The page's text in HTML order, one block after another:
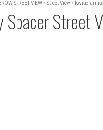
STREET VIEW» Street View » Kwiaciarnia
Street